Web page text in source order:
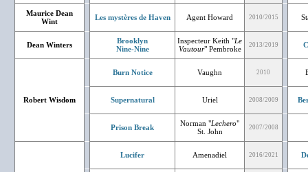
Maurice Dean
Wint
Les mystères de Haven Agent Howard 2010/2015
Dean Winters
Brooklyn
Nine-Nine
Inspecteur Keith "Le
Vautour" Pembroke 2013/2019
Robert Wisdom
Burn Notice Vaughn 2010
Supernatural Uriel 2008/2009
Prison Break Norman "Lechero"
St. John
2007/2008
Lucifer Amenadiel 2016/2021